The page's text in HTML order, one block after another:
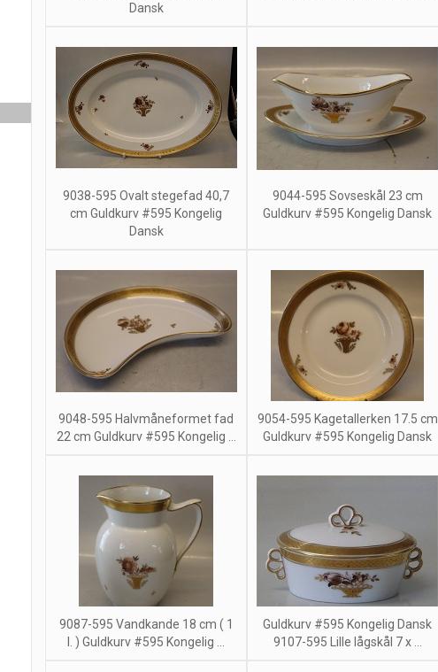
Dansk
9038-595 Ovalt stegefad 40,7
cm Guldkurv #595 Kongelig
Dansk
9044-595 Sovseskål 23 cm
Guldkurv #595 Kongelig Dansk
9048-595 Halvmåneformet fad
22 cm Guldkurv #595 Kongelig ...
9054-595 Kagetallerken 17.5 cm
Guldkurv #595 Kongelig Dansk
9087-595 Vandkande 18 cm ( 1
l. ) Guldkurv #595 Kongelig ...
Guldkurv #595 Kongelig Dansk
9107-595 Lille lågskål 7 x ...